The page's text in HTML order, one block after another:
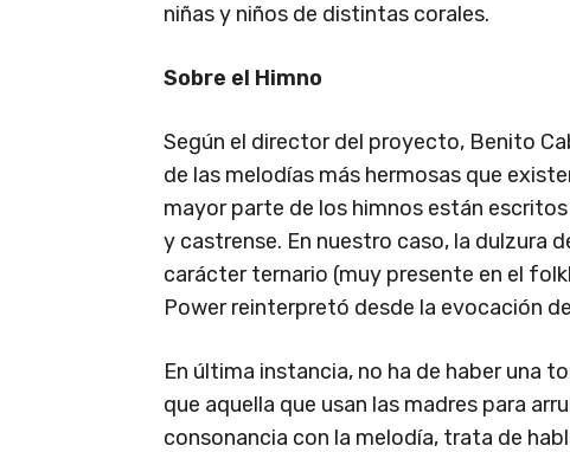
niñas y niños de distintas corales.
Sobre el Himno
Según el director del proyecto, Benito
de las melodías más hermosas que
mayor parte de los himnos están
y castrense. En nuestro caso, la dulzura
carácter ternario (muy presente en el
Power reinterpretó desde la evocación
En última instancia, no ha de haber una
que aquella que usan las madres para
consonancia con la melodía, trata de